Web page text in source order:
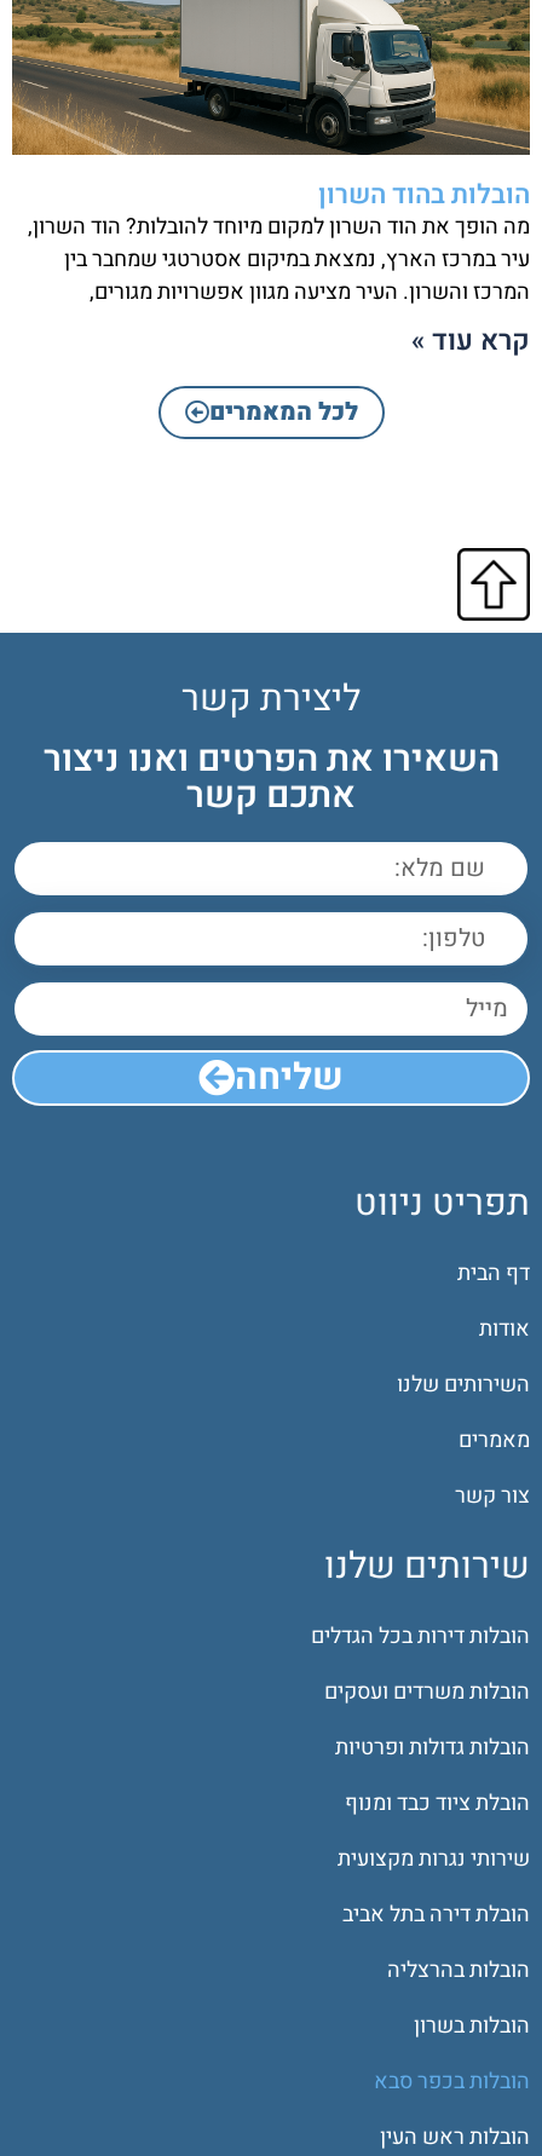
הובלות בהוד השרון
מה הופך את הוד השרון למקום מיוחד להובלות? הוד השרון,
עיר במרכז הארץ, נמצאת במיקום אסטרטגי שמחבר בין
המרכז והשרון. העיר מציעה מגוון אפשרויות מגורים,
קרא עוד »
לכל המאמרים
ליצירת קשר
השאירו את הפרטים ואנו ניצור
אתכם קשר
שליחה
תפריט ניווט
דף הבית
אודות
השירותים שלנו
מאמרים
צור קשר
שירותים שלנו
הובלות דירות בכל הגדלים
הובלות משרדים ועסקים
הובלות גדולות ופרטיות
הובלת ציוד כבד ומנוף
שירותי נגרות מקצועית
הובלת דירה בתל אביב
הובלות בהרצליה
הובלות בשרון
הובלות בכפר סבא
הובלות ראש העין